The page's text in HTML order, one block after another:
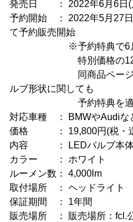
発売日 ： 2022年6月6日(
予約開始 ： 2022年5月27
て予約販売開始
※予約特典で6月5
特別価格の12,800
同商品ページ内に
ルブ形状に関しても
予約特典を適
対応車種 ： BMWやAudiな
価格 ： 19,800円(税・
内容 ： LEDバルブ本体
カラー ： ホワイト
ルーメン数： 4,000lm
取付場所 ： ヘッドライト
保証期間 ： 1年間
販売場所 ： 販売場所：fcl.